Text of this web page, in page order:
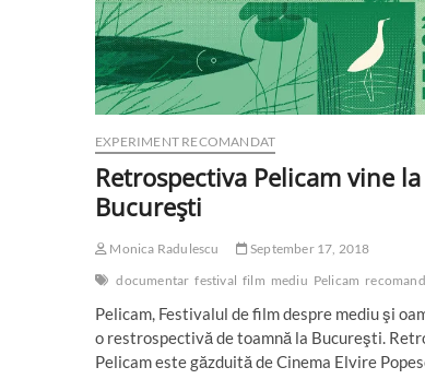
EXPERIMENT RECOMANDAT
Retrospectiva Pelicam vine la
Bucureşti
Monica Radulescu
September 17, 2018
documentar festival film mediu Pelicam
Pelicam, Festivalul de film despre mediu şi
o restrospectivă de toamnă la Bucureşti.
Pelicam este găzduită de Cinema Elvire